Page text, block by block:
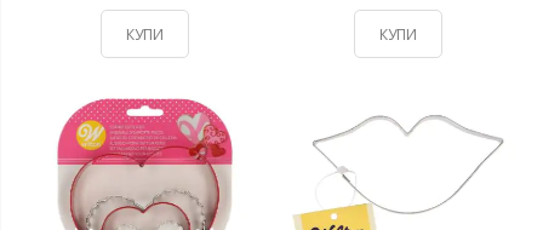
КУПИ КУПИ